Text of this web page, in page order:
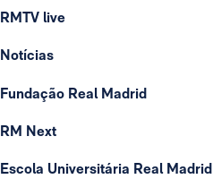
RMTV live
Notícias
Fundação Real Madrid
RM Next
Escola Universitária Real Madrid